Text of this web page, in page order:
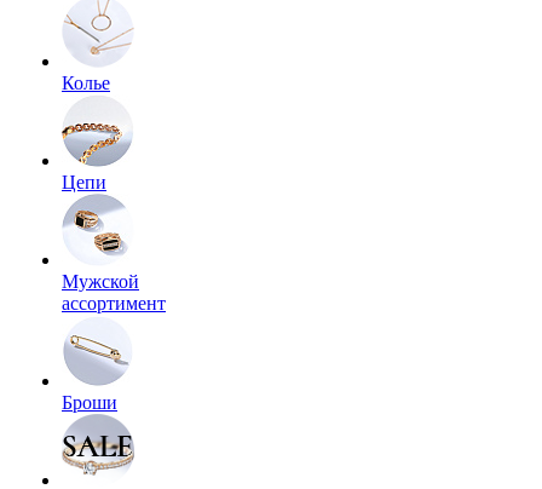
Колье
Цепи
Мужской
ассортимент
Броши